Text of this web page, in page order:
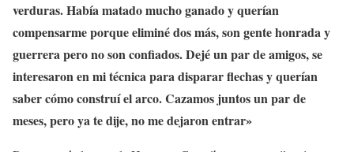
verduras. Había matado mucho ganado y querían
compensarme porque eliminé dos más, son gente honrada y
guerrera pero no son confiados. Dejé un par de amigos, se
interesaron en mi técnica para disparar flechas y querían
saber cómo construí el arco. Cazamos juntos un par de
meses, pero ya te dije, no me dejaron entrar»